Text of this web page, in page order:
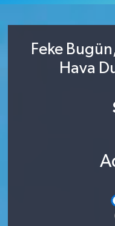
Feke
Hava
EĞİTİM
EKONOMİ
Trafik Durumu
Süper Lig Puan
Son Dakika